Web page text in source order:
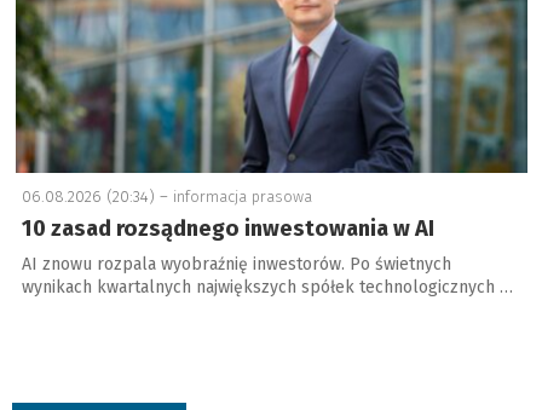
06.08.2026 (20:34) – informacja prasowa
10 zasad rozsądnego inwestowania w AI
AI znowu rozpala wyobraźnię inwestorów. Po świetnych
wynikach kwartalnych największych spółek technologicznych …